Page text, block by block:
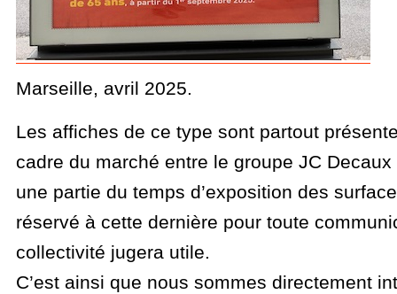
Marseille, avril 2025.
Les affiches de ce type sont partout
cadre du marché entre le groupe JC
une partie du temps d’exposition des
réservé à cette dernière pour toute
collectivité jugera utile.
C’est ainsi que nous sommes directement